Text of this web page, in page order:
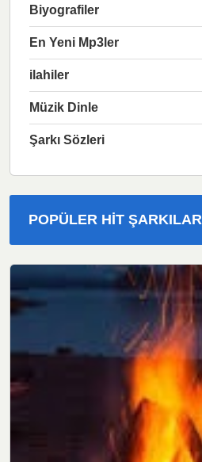
Biyografiler
En Yeni Mp3ler
ilahiler
Müzik Dinle
Şarkı Sözleri
POPÜLER HIT ŞARKILAR